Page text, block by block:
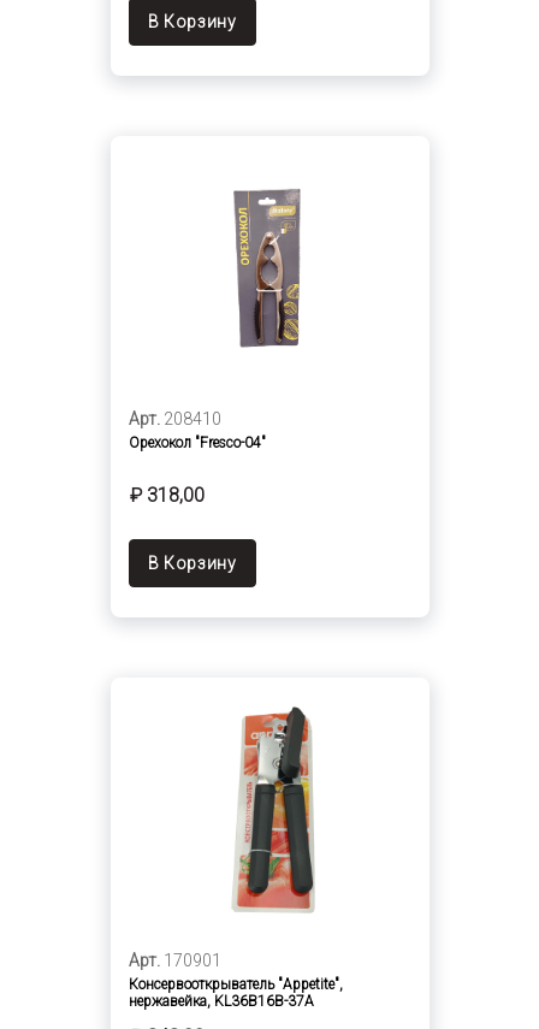
В Корзину
Арт. 208410
Орехокол "Fresco-04"
₽ 318,00
В Корзину
Арт. 170901
Консервооткрыватель "Appetite",
нержавейка, KL36B16B-37A